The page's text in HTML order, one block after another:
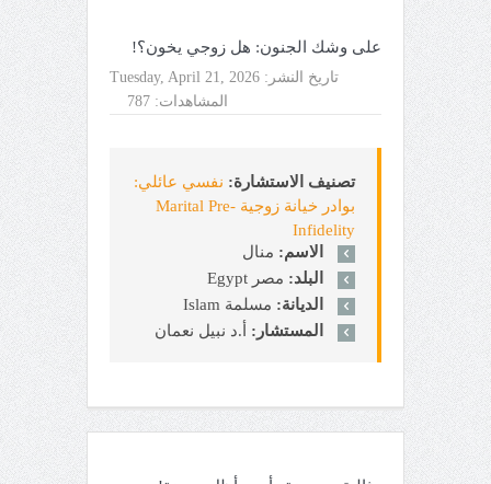
على وشك الجنون: هل زوجي يخون؟!
تاريخ النشر: Tuesday, April 21, 2026
المشاهدات: 787
تصنيف الاستشارة: نفسي عائلي:
بوادر خيانة زوجية Marital Pre-
Infidelity
الاسم: منال
البلد: مصر Egypt
الديانة: مسلمة Islam
المستشار: أ.د نبيل نعمان